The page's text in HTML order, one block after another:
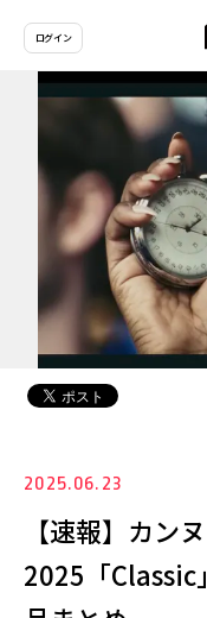
ログイン
2025.06.23
【速報】カン
2025「Classic